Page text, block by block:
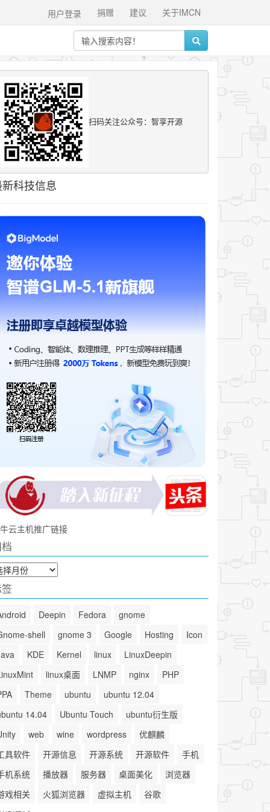
关于IMCN
建议
捐赠
用户登录
扫码关注公众号：智享开源
科技信息
云主机推广链接
Deepin Fedora
gnome
shell
gnome 3 Google Hosting
Icon
KDE Kernel linux
LinuxDeepin
linux桌面 LNMP nginx
PHP
Theme ubuntu
ubuntu 12.04
14.04
Ubuntu Touch
ubuntu衍生版
web wine wordpress
优麒麟
具软件
开源信息 开源系统 开源软件
手机
机系统
播放器 服务器 桌面美化
浏览器
戏相关
火狐浏览器 虚拟主机 谷歌